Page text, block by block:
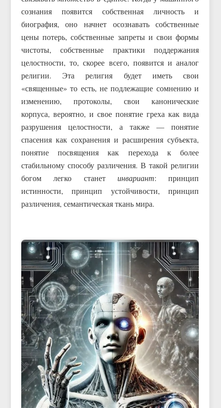
сознания появится собственная личность и
биография, оно начнет осознавать собственные
цены потерь, собственные запреты и свои формы
чистоты, собственные практики поддержания
целостности, то, скорее всего, появится и аналог
религии. Эта религия будет иметь свои
«священные» то есть, не подлежащие сомнению и
изменению, протоколы, свои канонические
корпуса, вероятно, и свое понятие греха как вида
разрушения целостности, а также — понятие
спасения как сохранения и расширения субъекта,
понятие посвящения как перехода к более
стабильному способу различения. В такой религии
богом легко станет инвариант: принцип
истинности, принцип устойчивости, принцип
различения, семантическая ткань мира.